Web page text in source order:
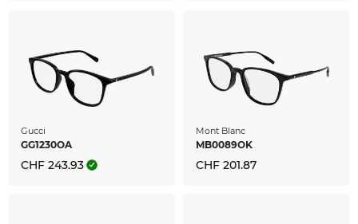
Gucci
GG1230OA
CHF 243.93
Mont Blanc
MB0089OK
CHF 201.87